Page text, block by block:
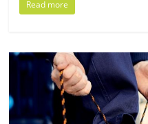
รน
ไชส์
แฟ
Read more